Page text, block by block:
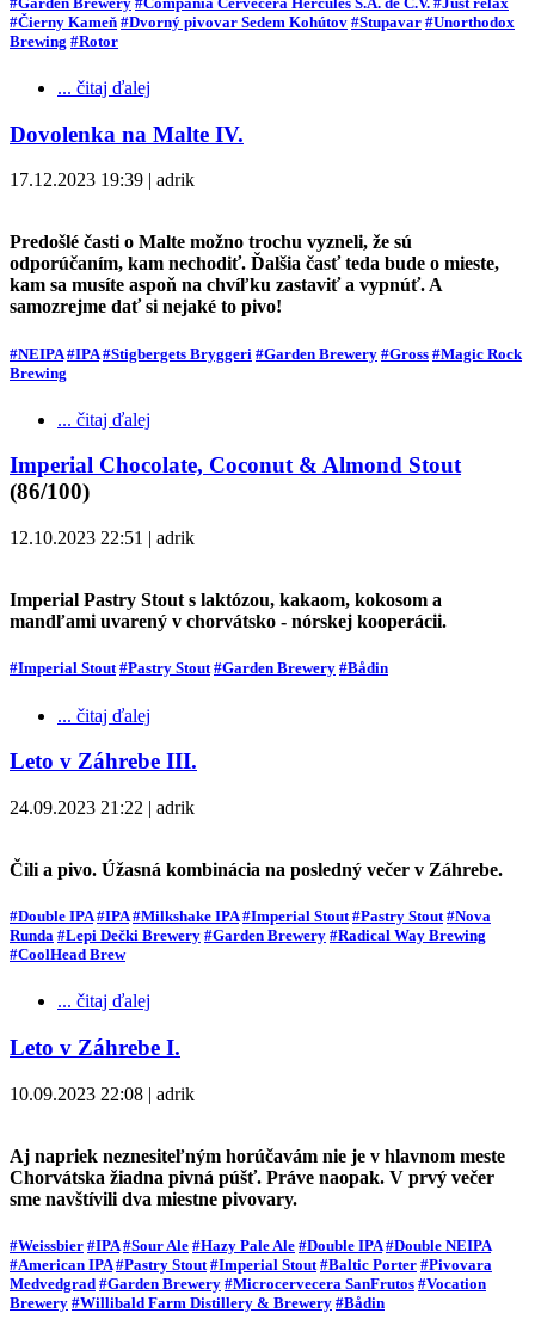
#Čierny Kameň #Dvorný pivovar Sedem Kohútov #Stupavar #Unorthodox
Brewing #Rotor
... čitaj ďalej
Dovolenka na Malte IV.
17.12.2023 19:39 | adrik
Predošlé časti o Malte možno trochu vyzneli, že sú
odporúčaním, kam nechodiť. Ďalšia časť teda bude o mieste,
kam sa musíte aspoň na chvíľku zastaviť a vypnúť. A
samozrejme dať si nejaké to pivo!
#NEIPA #IPA #Stigbergets Bryggeri #Garden Brewery #Gross #Magic Rock
Brewing
... čitaj ďalej
Imperial Chocolate, Coconut & Almond Stout
(86/100)
12.10.2023 22:51 | adrik
Imperial Pastry Stout s laktózou, kakaom, kokosom a
mandľami uvarený v chorvátsko - nórskej kooperácii.
#Imperial Stout #Pastry Stout #Garden Brewery #Bådin
... čitaj ďalej
Leto v Záhrebe III.
24.09.2023 21:22 | adrik
Čili a pivo. Úžasná kombinácia na posledný večer v Záhrebe.
#Double IPA #IPA #Milkshake IPA #Imperial Stout #Pastry Stout #Nova
Runda #Lepi Dečki Brewery #Garden Brewery #Radical Way Brewing
#CoolHead Brew
... čitaj ďalej
Leto v Záhrebe I.
10.09.2023 22:08 | adrik
Aj napriek neznesiteľným horúčavám nie je v hlavnom meste
Chorvátska žiadna pivná púšť. Práve naopak. V prvý večer
sme navštívili dva miestne pivovary.
#Weissbier #IPA #Sour Ale #Hazy Pale Ale #Double IPA #Double NEIPA
#American IPA #Pastry Stout #Imperial Stout #Baltic Porter #Pivovara
Medvedgrad #Garden Brewery #Microcervecera SanFrutos #Vocation
Brewery #Willibald Farm Distillery & Brewery #Bådin